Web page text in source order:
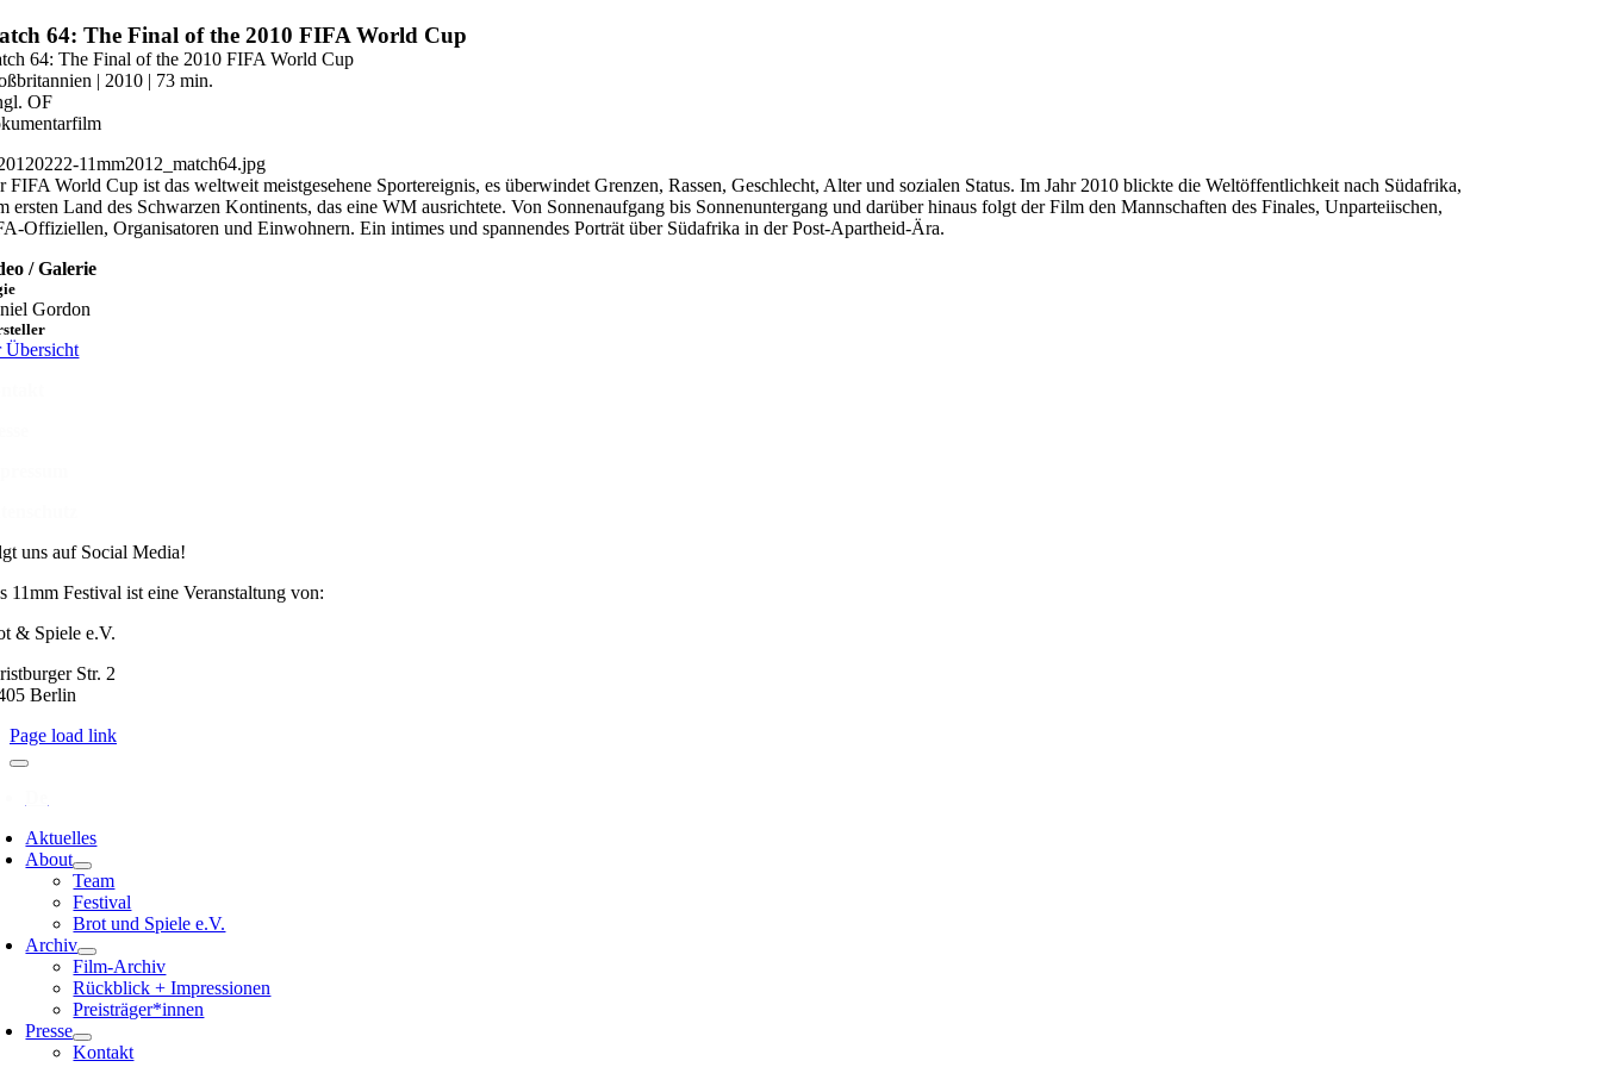
Zum
Inhalt
springen
64: The Final of the 2010 FIFA World Cup
64: The Final of the 2010 FIFA World Cup
| 2010 | 73 min.
OF
FIFA World Cup ist das weltweit meistgesehene Sportereignis, es überwindet Grenzen, Rassen, Geschlecht, Alter und sozialen Status. Im Jahr 2010 blickte die Weltöffentlichkeit nach Südafrika,
ersten Land des Schwarzen Kontinents, das eine WM ausrichtete. Von Sonnenaufgang bis Sonnenuntergang und darüber hinaus folgt der Film den Mannschaften des Finales, Unparteiischen,
Offiziellen, Organisatoren und Einwohnern. Ein intimes und spannendes Porträt über Südafrika in der Post-Apartheid-Ära.
/ Galerie
Gordon
Übersicht
uns auf Social Media!
11mm Festival ist eine Veranstaltung von:
& Spiele e.V.
Str. 2
Berlin
Page load link
Aktuelles
About
Team
Festival
Brot und Spiele e.V.
Archiv
Film-Archiv
Rückblick + Impressionen
Preisträger*innen
Presse
Kontakt